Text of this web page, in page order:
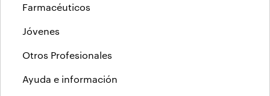
Farmacéuticos
Jóvenes
Otros Profesionales
Ayuda e información